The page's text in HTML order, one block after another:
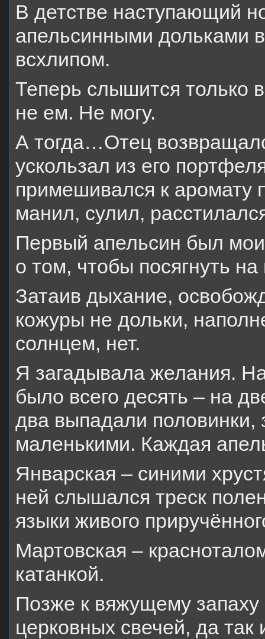
В детстве наступающий
апельсинными дольками
всхлипом.
Теперь слышится только
не ем. Не могу.
А тогда…Отец
ускользал из его
примешивался к аромату
манил, сулил,
Первый апельсин был
о том, чтобы посягнуть на
Затаив дыхание,
кожуры не дольки,
солнцем, нет.
Я загадывала желания.
было всего десять – на
два выпадали половинки,
маленькими. Каждая
Январская – синими
ней слышался треск
языки живого
Мартовская –
катанкой.
Позже к вяжущему запаху
церковных свечей, да